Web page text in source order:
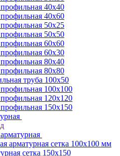
40х40
40х60
50х25
50х50
60x60
60х30
80х40
80х80
труба 100х50
100х100
120х120
150х150
арматурная сетка 100х100 мм
сетка 150х150